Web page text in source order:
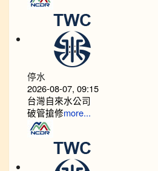
停水
2026-08-07, 09:15
台灣自來水公司
破管搶修more...